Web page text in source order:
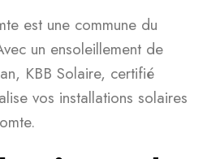
est une commune du
un ensoleillement de
KBB Solaire, certifié
vos installations solaires